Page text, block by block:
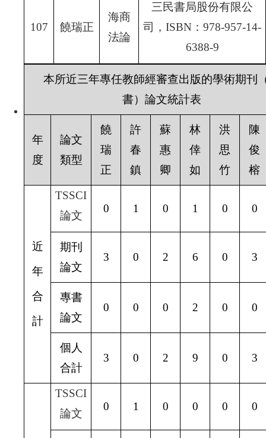
107 饒瑞正
海商
法論
三民書局股份有限公
司，ISBN ：978-957-14-
6388-9
本所近三年專任教師經審查出版的學術期刊
書）論文統計表
年
度
論文
類型
饒
瑞
正
許
春
鎮
蘇
惠
卿
林
倖
如
洪
思
竹
陳
俊
榕
近
年
合
計
TSSCI
論文
0 1 0 1 0 0
期刊
論文
3 0 2 6 0 3
專書
論文
0 0 0 2 0 0
個人
合計
3 0 2 9 0 3
TSSCI
論文
0 1 0 0 0 0